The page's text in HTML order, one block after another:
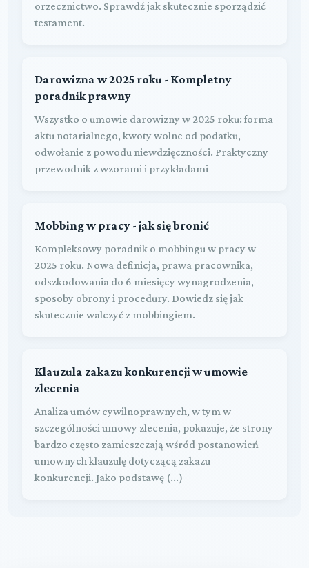
orzecznictwo. Sprawdź jak skutecznie sporządzić
testament.
Darowizna w 2025 roku - Kompletny
poradnik prawny
Wszystko o umowie darowizny w 2025 roku: forma
aktu notarialnego, kwoty wolne od podatku,
odwołanie z powodu niewdzięczności. Praktyczny
przewodnik z wzorami i przykładami
Mobbing w pracy - jak się bronić
Kompleksowy poradnik o mobbingu w pracy w
2025 roku. Nowa definicja, prawa pracownika,
odszkodowania do 6 miesięcy wynagrodzenia,
sposoby obrony i procedury. Dowiedz się jak
skutecznie walczyć z mobbingiem.
Klauzula zakazu konkurencji w umowie
zlecenia
Analiza umów cywilnoprawnych, w tym w
szczególności umowy zlecenia, pokazuje, że strony
bardzo często zamieszczają wśród postanowień
umownych klauzulę dotyczącą zakazu
konkurencji. Jako podstawę (...)